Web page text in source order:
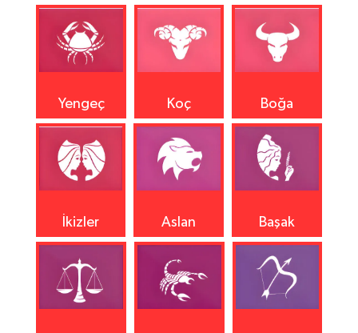
Yengeç Koç Boğa
İkizler Aslan Başak